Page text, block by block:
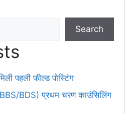
Search
पहली फील्ड पोस्टिंग
BDS) प्रथम चरण काउंसिलिंग